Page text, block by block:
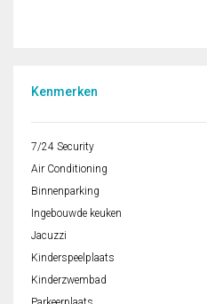
Kenmerken
7/24 Security
Air Conditioning
Binnenparking
Ingebouwde keuken
Jacuzzi
Kinderspeelplaats
Kinderzwembad